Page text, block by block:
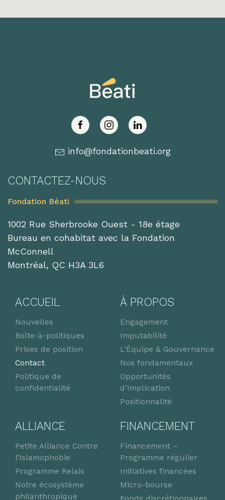
info@fondationbeati.org
CONTACTEZ-NOUS
Fondation Béati
1002 Rue Sherbrooke Ouest - 18e étage
Bureau en cohabitat avec la Fondation
McConnell
Montréal, QC H3A 3L6
ACCUEIL
Nouvelles
Boîte-à-politiques
Prises de position
Contact
Politique de
confidentialité
À PROPOS
Engagement
Imputabilité
L’Équipe & Gouvernance
Nos fondamentaux
Opportunités
d’Implication
Positionnalité
ALLIANCE
Petite Alliance Contre
l’Islamophobie
Programme Relais
Notre écosystème
philanthropique
FINANCEMENT
Financement –
Programme régulier
Initiatives financées
Micro-bourse